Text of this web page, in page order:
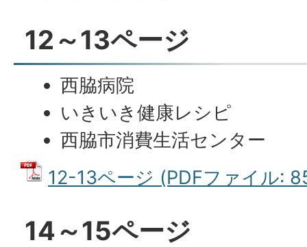
12～13ページ
西脇病院
いきいき健康レシピ
西脇市消費生活センター
12-13ページ (PDFファイル:
14～15ページ